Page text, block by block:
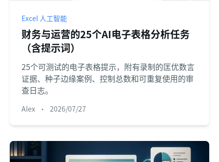
Excel 人工智能
财务与运营的25个AI电子表格分析任务
（含提示词）
25个可测试的电子表格提示，附有录制的匡优数言
证据、种子边缘案例、控制总数和可重复使用的审
查日志。
Alex • 2026/07/27